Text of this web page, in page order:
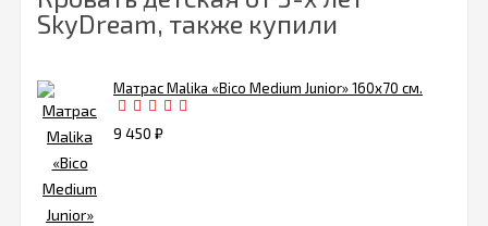
SkyDream, также купили
Матрас Malika «Bico Medium Junior» 160х70 см.
9 450 ₽